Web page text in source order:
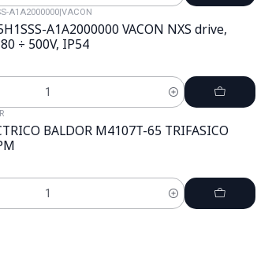
A1A2000000|VACON
A1A2000000 VACON NXS drive,
÷ 500V, IP54
BALDOR M4107T-65 TRIFASICO